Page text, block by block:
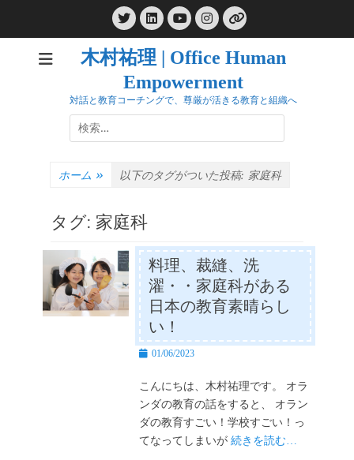
TwitterLinkedIn
YouTube
Instagram
リ
ン
ク
木村祐理 | Office Human
Empowerment
対話と教育コーチングで、尊厳が活きる教育と組織へ
検
索:
ホーム » 以下のタグがついた投稿: 家庭科
タグ: 家庭科
料理、裁縫、洗
濯・・家庭科がある
日本の教育素晴らし
い！
投
日
01/06/2023
こんにちは、木村祐理です。 オラ
ンダの教育の話をすると、 オラン
ダの教育すごい！学校すごい！っ
てなってしまいが続きを読む…